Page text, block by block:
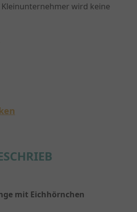
Kleinunternehmer wird keine
mit Eichhörnchen